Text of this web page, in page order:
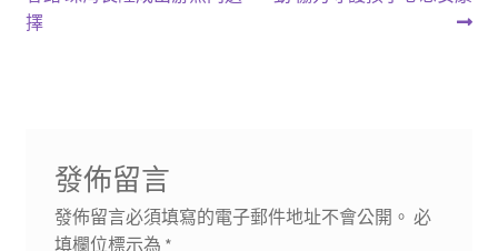
章
擇
發佈留言
發佈留言必須填寫的電子郵件地址不會公開。 必
填欄位標示為 *